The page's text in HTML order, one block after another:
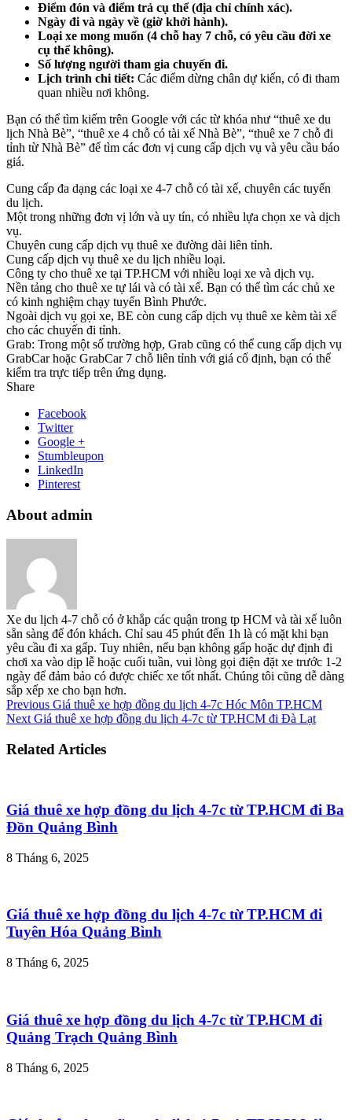
Điểm đón và điểm trả cụ thể (địa chỉ chính xác).
Ngày đi và ngày về (giờ khởi hành).
Loại xe mong muốn (4 chỗ hay 7 chỗ, có yêu cầu đời xe
cụ thể không).
Số lượng người tham gia chuyến đi.
Lịch trình chi tiết: Các điểm dừng chân dự kiến, có đi tham
quan nhiều nơi không.
Bạn có thể tìm kiếm trên Google với các từ khóa như “thuê xe du
lịch Nhà Bè”, “thuê xe 4 chỗ có tài xế Nhà Bè”, “thuê xe 7 chỗ đi
tỉnh từ Nhà Bè” để tìm các đơn vị cung cấp dịch vụ và yêu cầu báo
giá.
Cung cấp đa dạng các loại xe 4-7 chỗ có tài xế, chuyên các tuyến
du lịch.
Một trong những đơn vị lớn và uy tín, có nhiều lựa chọn xe và dịch
vụ.
Chuyên cung cấp dịch vụ thuê xe đường dài liên tỉnh.
Cung cấp dịch vụ thuê xe du lịch nhiều loại.
Công ty cho thuê xe tại TP.HCM với nhiều loại xe và dịch vụ.
Nền tảng cho thuê xe tự lái và có tài xế. Bạn có thể tìm các chủ xe
có kinh nghiệm chạy tuyến Bình Phước.
Ngoài dịch vụ gọi xe, BE còn cung cấp dịch vụ thuê xe kèm tài xế
cho các chuyến đi tỉnh.
Grab: Trong một số trường hợp, Grab cũng có thể cung cấp dịch vụ
GrabCar hoặc GrabCar 7 chỗ liên tỉnh với giá cố định, bạn có thể
kiểm tra trực tiếp trên ứng dụng.
Share
Facebook
Twitter
Google +
Stumbleupon
LinkedIn
Pinterest
About admin
Xe du lịch 4-7 chỗ có ở khắp các quận trong tp HCM và tài xế luôn
sẵn sàng để đón khách. Chỉ sau 45 phút đến 1h là có mặt khi bạn
yêu cầu đi xa gấp. Tuy nhiên, nếu bạn không gấp hoặc dự định đi
chơi xa vào dịp lễ hoặc cuối tuần, vui lòng gọi điện đặt xe trước 1-2
ngày để đảm bảo có được chiếc xe tốt nhất. Chúng tôi cũng dễ dàng
sắp xếp xe cho bạn hơn.
Previous Giá thuê xe hợp đồng du lịch 4-7c Hóc Môn TP.HCM
Next Giá thuê xe hợp đồng du lịch 4-7c từ TP.HCM đi Đà Lạt
Related Articles
Giá thuê xe hợp đồng du lịch 4-7c từ TP.HCM đi Ba
Đồn Quảng Bình
8 Tháng 6, 2025
Giá thuê xe hợp đồng du lịch 4-7c từ TP.HCM đi
Tuyên Hóa Quảng Bình
8 Tháng 6, 2025
Giá thuê xe hợp đồng du lịch 4-7c từ TP.HCM đi
Quảng Trạch Quảng Bình
8 Tháng 6, 2025